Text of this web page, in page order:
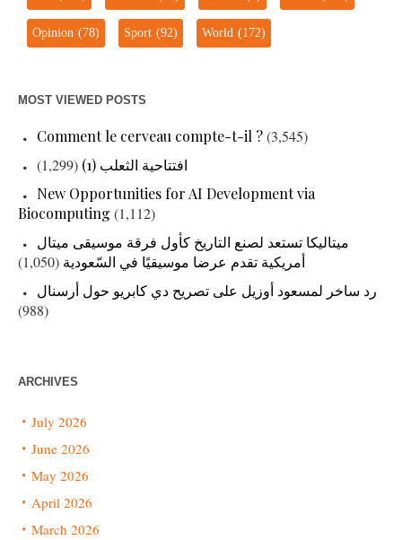
Opinion(78) Sport(92) World(172)
MOST VIEWED POSTS
Comment le cerveau compte-t-il ?(3,545)
افتتاحية الثعلب (1)
(1,299)
New Opportunities for AI Development via
Biocomputing (1,112)
ميتاليكا تستعد لصنع التاريخ كأول فرقة موسيقى ميتال
أمريكية تقدم عرضا موسيقيًا في السّعودية (1,050)
رد ساخر لمسعود أوزيل على تصريح دي كابريو حول أرسنال
(988)
ARCHIVES
July 2026
June 2026
May 2026
April 2026
March 2026